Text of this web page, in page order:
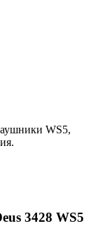
WS5,
3428 WS5